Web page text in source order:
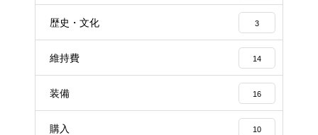
歴史・文化 3
維持費 14
装備 16
購入 10